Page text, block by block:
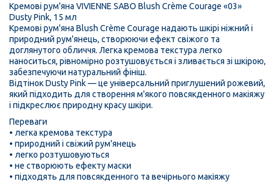
Кремові рум'яна VIVIENNE SABO Blush Crème Courage «03»
Dusty Pink, 15 мл
Кремові рум'яна Blush Crème Courage надають шкірі ніжний і
природний рум'янець, створюючи ефект свіжого та
доглянутого обличчя. Легка кремова текстура легко
наноситься, рівномірно розтушовується і зливається зі шкірою,
забезпечуючи натуральний фініш.
Відтінок Dusty Pink — це універсальний приглушений рожевий,
який підходить для створення м'якого повсякденного макіяжу
і підкреслює природну красу шкіри.
Переваги
• легка кремова текстура
• природний і свіжий рум'янець
• легко розтушовуються
• не створюють ефекту маски
• підходять для повсякденного та вечірнього макіяжу